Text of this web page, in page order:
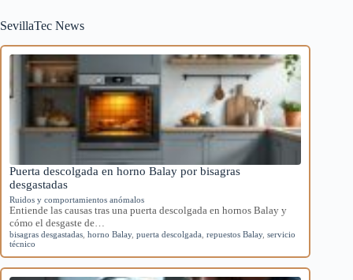
SevillaTec News
Puerta descolgada en horno Balay por bisagras
desgastadas
Ruidos y comportamientos anómalos
Entiende las causas tras una puerta descolgada en hornos Balay y
cómo el desgaste de…
bisagras desgastadas horno Balay, puerta descolgada repuestos Balay, servicio
técnico